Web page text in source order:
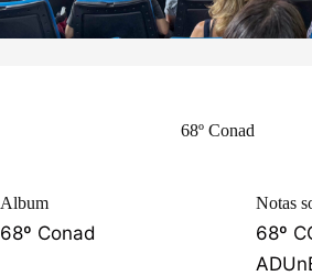
68º Conad
Album
68º Conad
Notas
68º